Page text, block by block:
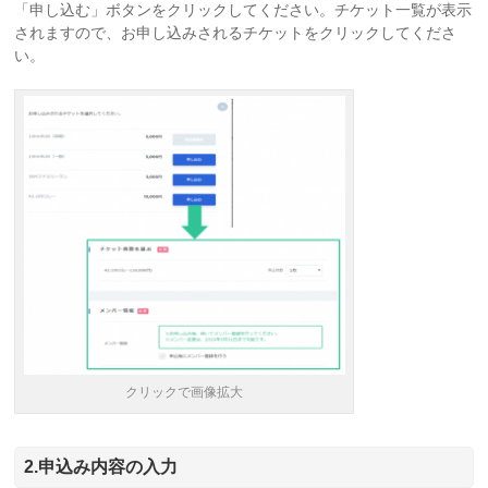
「申し込む」ボタンをクリックしてください。チケット一覧が表示
されますので、お申し込みされるチケットをクリックしてくださ
い。
クリックで画像拡大
2.申込み内容の入力